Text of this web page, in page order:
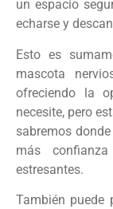
un espacio
echarse y
Esto es
mascota
ofreciendo la
necesite, pero
sabremos
más
estresantes.
También puede